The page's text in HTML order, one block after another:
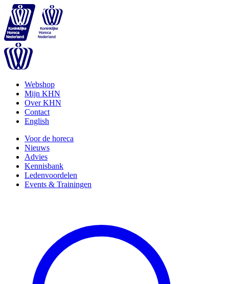
Webshop
Mijn KHN
Over KHN
Contact
English
Voor de horeca
Nieuws
Advies
Kennisbank
Ledenvoordelen
Events & Trainingen